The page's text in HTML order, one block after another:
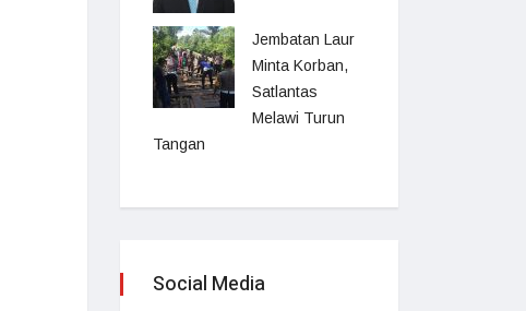
Jembatan Laur
Minta Korban,
Satlantas
Melawi Turun
Tangan
Social Media